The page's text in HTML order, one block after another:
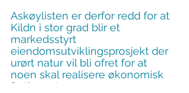
Askøylisten er derfor redd for at
Kildn i stor grad blir et
markedsstyrt
eiendomsutviklingsprosjekt der
urørt natur vil bli ofret for at
noen skal realisere økonomisk
fortjeneste.